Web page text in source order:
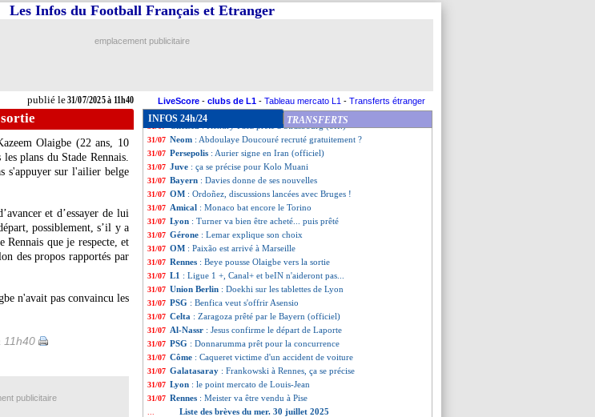
publié le31/07/2025 à 11h40
Les Infos du Football Français et Etranger
emplacement publicitaire
LiveScore - clubs de L1 - Tableau mercato L1 - Transferts étranger
Olaigbe (22 ans, 10
plans du Stade Rennais.
s'appuyer sur l'ailier belge
et d’essayer de lui
possiblement, s’il y a
que je respecte, et
des propos rapportés par
n'avait pas convaincu les
11h40
INFOS 24h/24 TRANSFERTS
31/07 OM: Aubameyang est de retour (officiel)
31/07 Lyon: Akouokou envoyé en D2 espagnole ?
31/07 Barça
31/07 Lens: Sage voit très grand pour Saïd
31/07 Bologne: Ndoye signe à Forest (officiel)
: Kendry Paez prêté à Strasbourg (off.)
31/07 Neom : Abdoulaye Doucouré recruté gratuitement ?
31/07 Persepolis : Aurier signe en Iran (officiel)
31/07 Juve : ça se précise pour Kolo Muani
31/07 Bayern : Davies donne de ses nouvelles
31/07 OM : Ordoñez, discussions lancées avec Bruges !
31/07 Amical : Monaco bat encore le Torino
31/07 Lyon : Turner va bien être acheté... puis prêté
31/07 Gérone : Lemar explique son choix
31/07 OM : Paixão est arrivé à Marseille
31/07 Rennes : Beye pousse Olaigbe vers la sortie
31/07 L1 : Ligue 1 +, Canal+ et beIN n'aideront pas...
31/07 Union Berlin : Doekhi sur les tablettes de Lyon
31/07 PSG : Benfica veut s'offrir Asensio
31/07 Celta : Zaragoza prêté par le Bayern (officiel)
31/07 Al-Nassr : Jesus confirme le départ de Laporte
31/07 PSG : Donnarumma prêt pour la concurrence
31/07 Côme : Caqueret victime d'un accident de voiture
31/07 Galatasaray : Frankowski à Rennes, ça se précise
31/07 Lyon : le point mercato de Louis-Jean
31/07 Rennes : Meister va être vendu à Pise
Liste des brèves du mer. 30 juillet 2025
publicitaire